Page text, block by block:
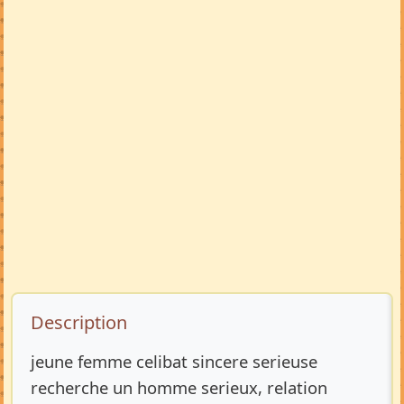
Description de l’annonce
Description
jeune femme celibat sincere serieuse
recherche un homme serieux, relation